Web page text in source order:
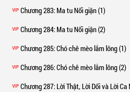
VIP Chương 283: Ma tu Nổi giận (1)
VIP Chương 284: Ma tu Nổi giận (2)
VIP Chương 285: Chó chê mèo lắm lông (1)
VIP Chương 286: Chó chê mèo lắm lông (2)
VIP Chương 287: Lời Thật, Lời Dối và Lời Ca